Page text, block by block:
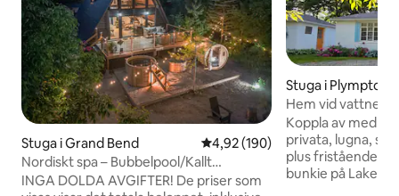
Stuga i Grand Bend 4,92 av 5 i genomsnittligt
4,92 (190)
Nordiskt spa – Bubbelpool/Kallt
dopp/Bastu
INGA DOLDA AVGIFTER! De priser som
Stuga i
Hem vid vattnet/
+ 1 sovrum Bunkie
Koppla av med
privata, lugna,
plus fristående
bunkie på Lake